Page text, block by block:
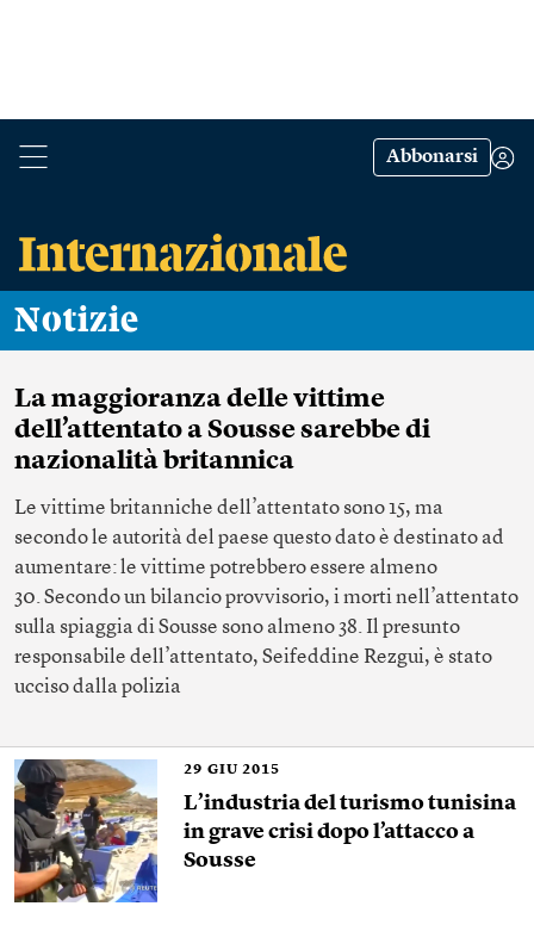
Abbonarsi
Notizie
La maggioranza delle vittime
dell’attentato a Sousse sarebbe di
nazionalità britannica
Le vittime britanniche dell’attentato sono 15, ma
secondo le autorità del paese questo dato è destinato ad
aumentare: le vittime potrebbero essere almeno
30. Secondo un bilancio provvisorio, i morti nell’attentato
sulla spiaggia di Sousse sono almeno 38. Il presunto
responsabile dell’attentato, Seifeddine Rezgui, è stato
ucciso dalla polizia
29 GIU 2015
L’industria del turismo tunisina
in grave crisi dopo l’attacco a
Sousse